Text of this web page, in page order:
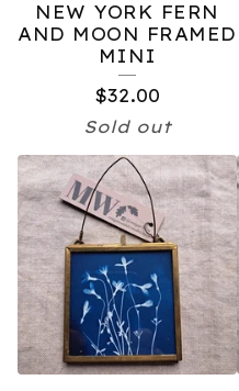
NEW YORK FERN
AND MOON FRAMED
MINI
$32.00
Sold out